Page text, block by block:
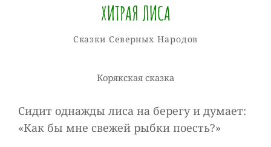
ХИТРАЯ ЛИСА
Рубрики
Сказки Северных Народов
Корякская сказка
Сидит однажды лиса на берегу и думает:
«Как бы мне свежей рыбки поесть?»